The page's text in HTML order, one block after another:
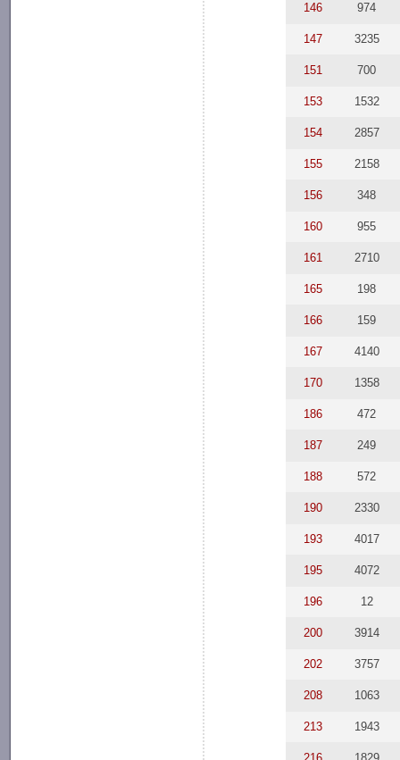
146 974
147 3235
151 700
153 1532
154 2857
155 2158
156 348
160 955
161 2710
165 198
166 159
167 4140
170 1358
186 472
187 249
188 572
190 2330
193 4017
195 4072
196 12
200 3914
202 3757
208 1063
213 1943